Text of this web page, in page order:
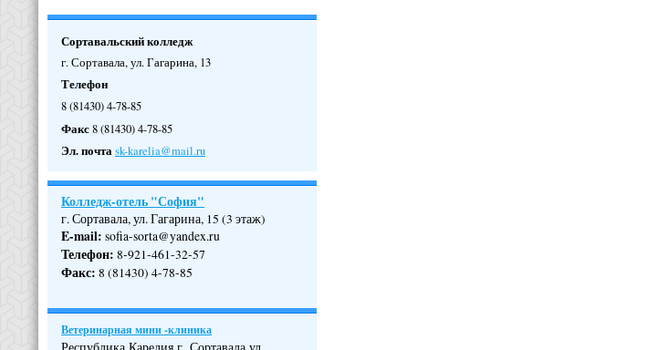
Сортавальский колледж
г. Сортавала, ул. Гагарина, 13
Телефон
8 (81430) 4-78-85
Факс8 (81430) 4-78-85
Эл. почтаsk-karelia@mail.ru
Колледж-отель "София"
г. Сортавала, ул. Гагарина, 15 (3 этаж)
E-mail: sofia-sorta@yandex.ru
Телефон: 8-921-461-32-57
Факс: 8 (81430) 4-78-85
Ветеринарная мини -клиника